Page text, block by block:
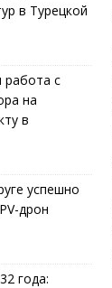
в Турецкой
работа с
на
в
успешно
дрон
года: